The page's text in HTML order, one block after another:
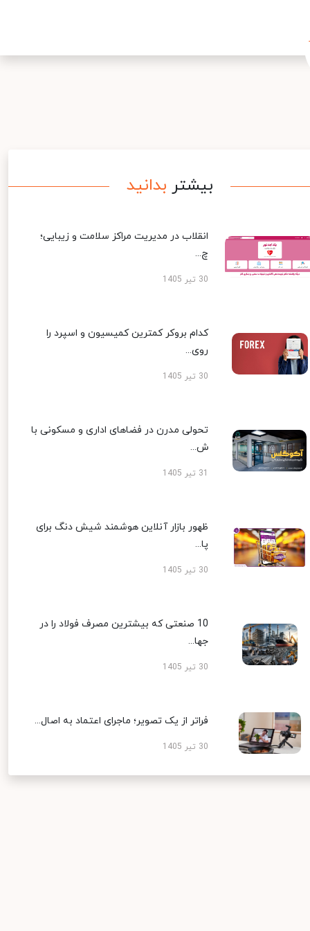
بیشتر بدانید
انقلاب در مدیریت مراکز سلامت و زیبایی؛
چ...
30 تیر 1405
کدام بروکر کمترین کمیسیون و اسپرد را
روی...
30 تیر 1405
تحولی مدرن در فضاهای اداری و مسکونی با
ش...
ظهور بازار آنلاین هوشمند شیش دنگ برای
پا...
30 تیر 1405
10 صنعتی که بیشترین مصرف فولاد را در
جها...
30 تیر 1405
فراتر از یک تصویر؛ ماجرای اعتماد به اصال...
30 تیر 1405